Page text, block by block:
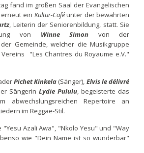
fand im großen Saal der Evangelischen
ein Kultur-Caféunter der bewährten
, Leiterin der Seniorenbildung, statt. Sie
von Winne Simon von der
Gemeinde, welcher die Musikgruppe
"Les Chantres du Royaume e.V."
Pichet Kinkela (Sänger), Elvis le délivré
SängerinLydie Pululu, begeisterte das
abwechslungsreichen Repertoire an
im Reggae-Stil.
"Yesu Azali Awa", "Nkolo Yesu" und "Way
wie "Dein Name ist so wunderbar"